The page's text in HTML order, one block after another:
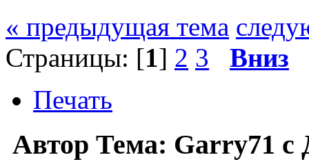
« предыдущая тема
Страницы: [1] 2 3
Вниз
Печать
Автор Тема: Garry71 с